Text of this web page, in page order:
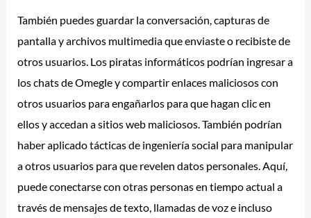
También puedes guardar la conversación, capturas de
pantalla y archivos multimedia que enviaste o recibiste de
otros usuarios. Los piratas informáticos podrían ingresar a
los chats de Omegle y compartir enlaces maliciosos con
otros usuarios para engañarlos para que hagan clic en
ellos y accedan a sitios web maliciosos. También podrían
haber aplicado tácticas de ingeniería social para manipular
a otros usuarios para que revelen datos personales. Aquí,
puede conectarse con otras personas en tiempo actual a
través de mensajes de texto, llamadas de voz e incluso